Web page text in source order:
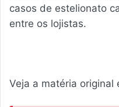
casos de estelionato
entre os lojistas.
Veja a matéria original